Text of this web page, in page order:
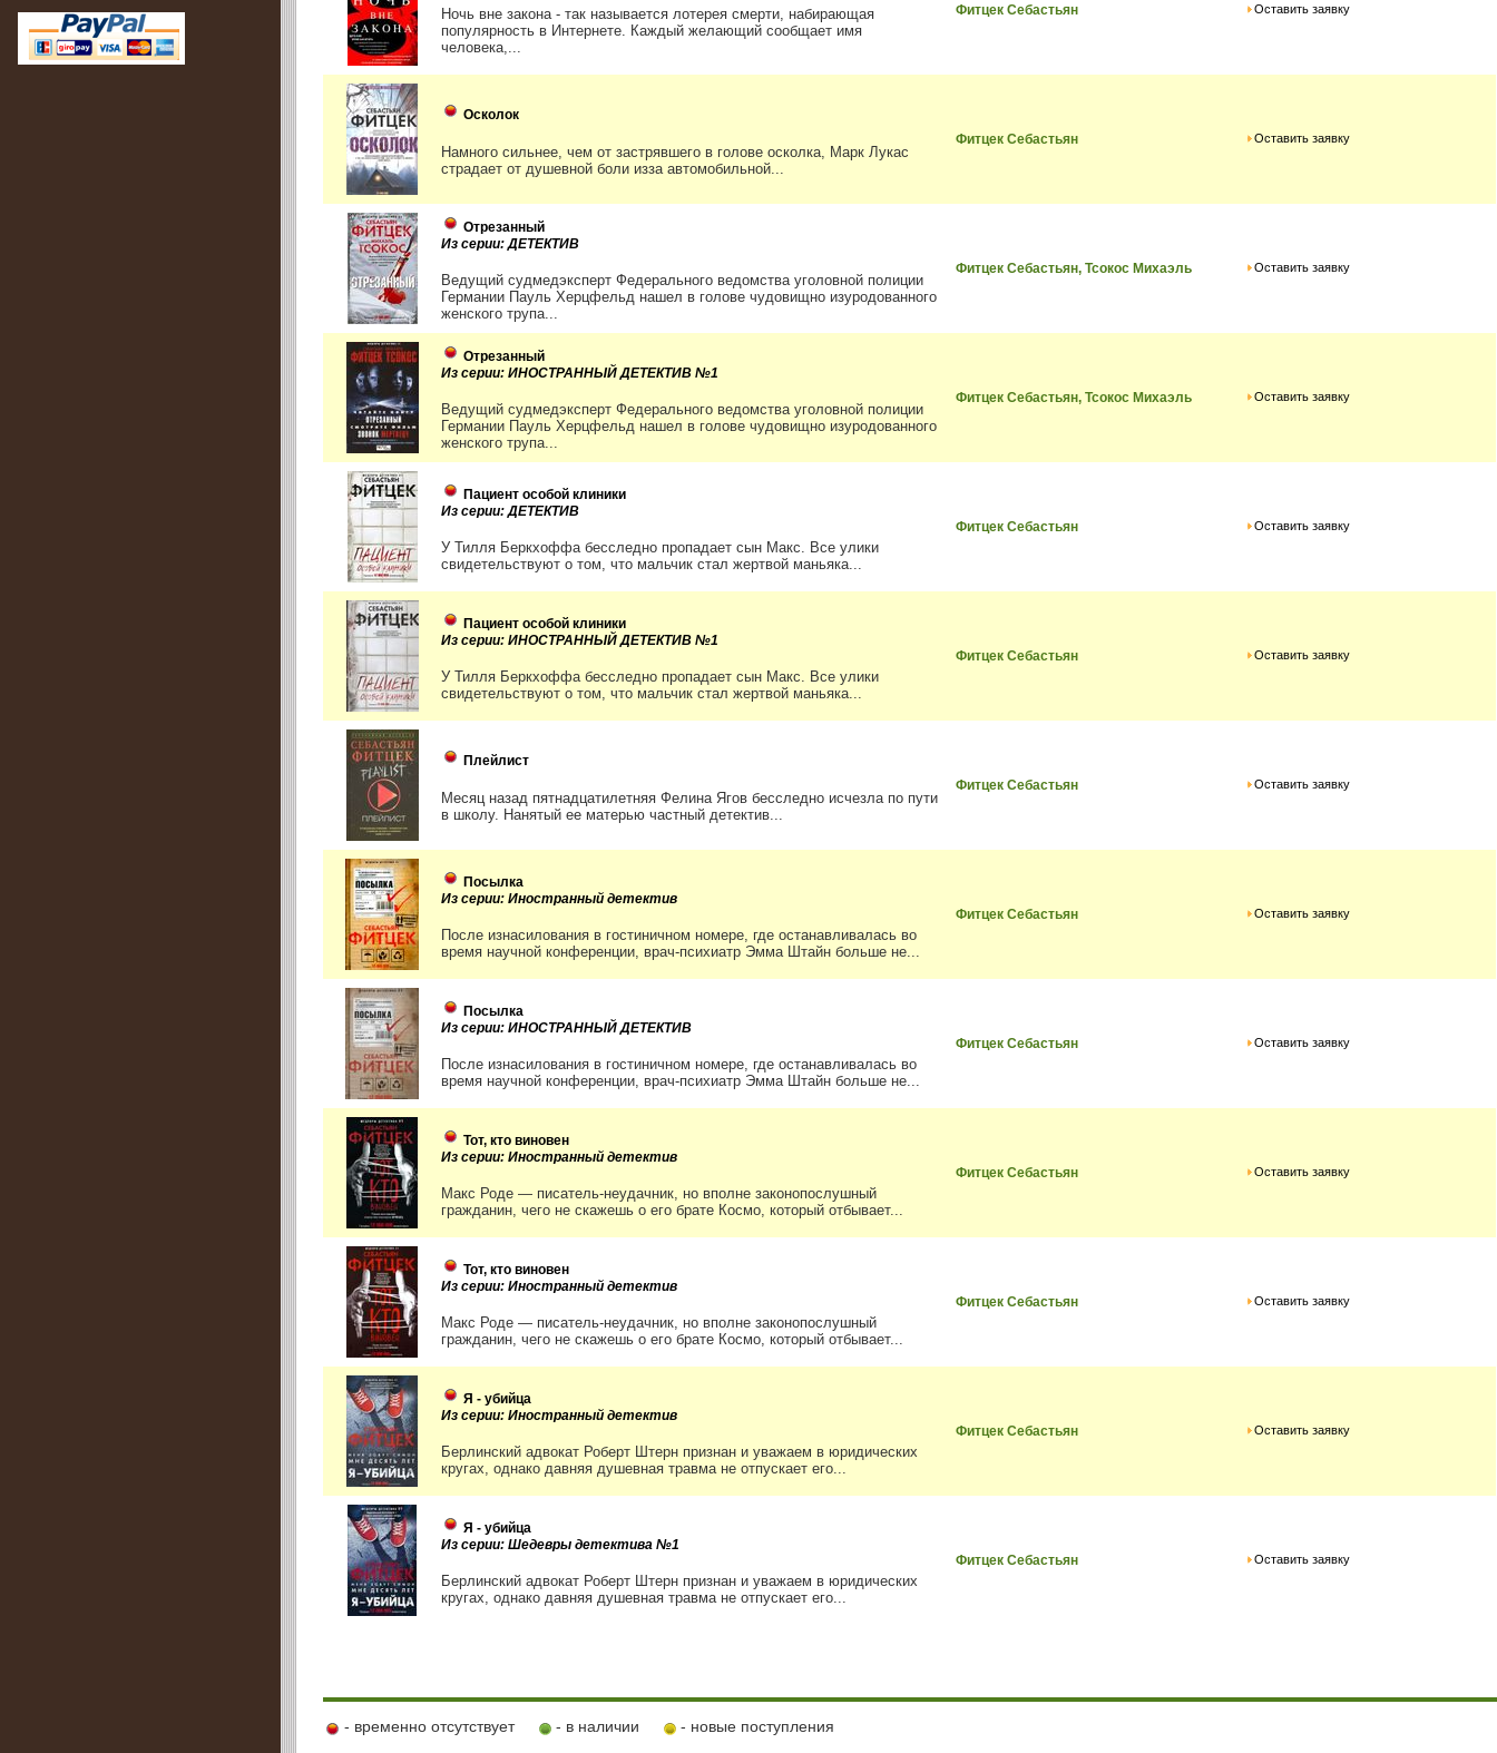
Ночь вне закона - так называется лотерея смерти, набирающая
популярность в Интернете. Каждый желающий сообщает имя
человека,...
Фитцек Себастьян Оставить заявку
Осколок
Намного сильнее, чем от застрявшего в голове осколка, Марк Лукас
страдает от душевной боли из­за автомобильной...
Фитцек Себастьян Оставить заявку
Отрезанный
Из серии: ДЕТЕКТИВ
Ведущий судмедэксперт Федерального ведомства уголовной полиции
Германии Пауль Херцфельд нашел в голове чудовищно изуродованного
женского трупа...
Фитцек Себастьян, Тсокос Михаэль Оставить заявку
Отрезанный
Из серии: ИНОСТРАННЫЙ ДЕТЕКТИВ №1
Ведущий судмедэксперт Федерального ведомства уголовной полиции
Германии Пауль Херцфельд нашел в голове чудовищно изуродованного
женского трупа...
Фитцек Себастьян, Тсокос Михаэль Оставить заявку
Пациент особой клиники
Из серии: ДЕТЕКТИВ
У Тилля Беркхоффа бесследно пропадает сын Макс. Все улики
свидетельствуют о том, что мальчик стал жертвой маньяка...
Фитцек Себастьян Оставить заявку
Пациент особой клиники
Из серии: ИНОСТРАННЫЙ ДЕТЕКТИВ №1
У Тилля Беркхоффа бесследно пропадает сын Макс. Все улики
свидетельствуют о том, что мальчик стал жертвой маньяка...
Фитцек Себастьян Оставить заявку
Плейлист
Месяц назад пятнадцатилетняя Фелина Ягов бесследно исчезла по пути
в школу. Нанятый ее матерью частный детектив...
Фитцек Себастьян Оставить заявку
Посылка
Из серии: Иностранный детектив
После изнасилования в гостиничном номере, где останавливалась во
время научной конференции, врач-­психиатр Эмма Штайн больше не...
Фитцек Себастьян Оставить заявку
Посылка
Из серии: ИНОСТРАННЫЙ ДЕТЕКТИВ
После изнасилования в гостиничном номере, где останавливалась во
время научной конференции, врач-­психиатр Эмма Штайн больше не...
Фитцек Себастьян Оставить заявку
Тот, кто виновен
Из серии: Иностранный детектив
Макс Роде — писатель-­неудачник, но вполне законопослушный
гражданин, чего не скажешь о его брате Космо, который отбывает...
Фитцек Себастьян Оставить заявку
Тот, кто виновен
Из серии: Иностранный детектив
Макс Роде — писатель-­неудачник, но вполне законопослушный
гражданин, чего не скажешь о его брате Космо, который отбывает...
Фитцек Себастьян Оставить заявку
Я - убийца
Из серии: Иностранный детектив
Берлинский адвокат Роберт Штерн признан и уважаем в юридических
кругах, однако давняя душевная травма не отпускает его...
Фитцек Себастьян Оставить заявку
Я - убийца
Из серии: Шедевры детектива №1
Берлинский адвокат Роберт Штерн признан и уважаем в юридических
кругах, однако давняя душевная травма не отпускает его...
Фитцек Себастьян Оставить заявку
- временно отсутствует - в наличии - новые поступления